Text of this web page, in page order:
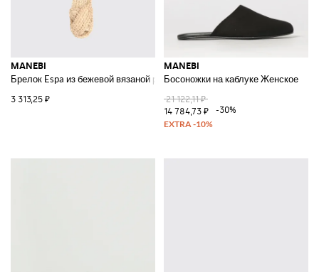
MANEBI
Брелок Espa из бежевой вязаной рафии с гравированным логотипом
3 313,25 ₽
MANEBI
Босоножки на каблуке Женское
21 122,11 ₽
14 784,73 ₽
-30%